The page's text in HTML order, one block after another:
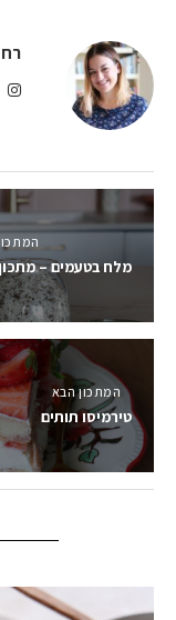
מלח בטעמים –
המתכון הבא
טירמיסו תותים